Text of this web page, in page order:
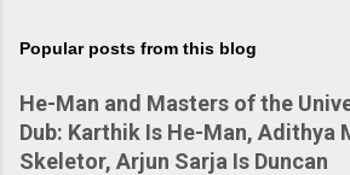
Popular posts from this blog
He-Man and Masters of the
Dub: Karthik Is He-Man, Adithya
Skeletor, Arjun Sarja Is Duncan